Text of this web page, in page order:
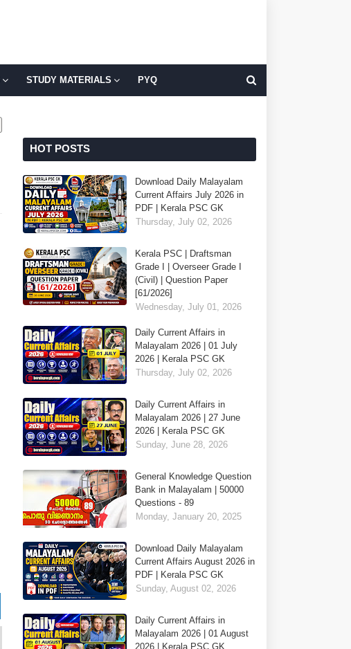
STUDY MATERIALS PYQ
HOT POSTS
Download Daily Malayalam
Current Affairs July 2026 in
PDF | Kerala PSC GK
Thursday, July 02, 2026
Kerala PSC | Draftsman
Grade I | Overseer Grade I
(Civil) | Question Paper
[61/2026]
Wednesday, July 01, 2026
Daily Current Affairs in
Malayalam 2026 | 01 July
2026 | Kerala PSC GK
Thursday, July 02, 2026
Daily Current Affairs in
Malayalam 2026 | 27 June
2026 | Kerala PSC GK
Sunday, June 28, 2026
General Knowledge Question
Bank in Malayalam | 50000
Questions - 89
Monday, January 20, 2025
Download Daily Malayalam
Current Affairs August 2026 in
PDF | Kerala PSC GK
Sunday, August 02, 2026
Daily Current Affairs in
Malayalam 2026 | 01 August
2026 | Kerala PSC GK